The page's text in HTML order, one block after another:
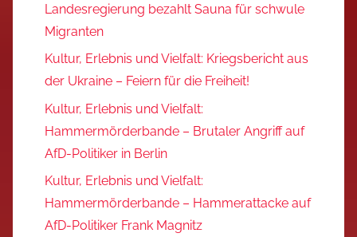
Landesregierung bezahlt Sauna für schwule
Migranten
Kultur, Erlebnis und Vielfalt: Kriegsbericht aus
der Ukraine – Feiern für die Freiheit!
Kultur, Erlebnis und Vielfalt:
Hammermörderbande – Brutaler Angriff auf
AfD-Politiker in Berlin
Kultur, Erlebnis und Vielfalt:
Hammermörderbande – Hammerattacke auf
AfD-Politiker Frank Magnitz